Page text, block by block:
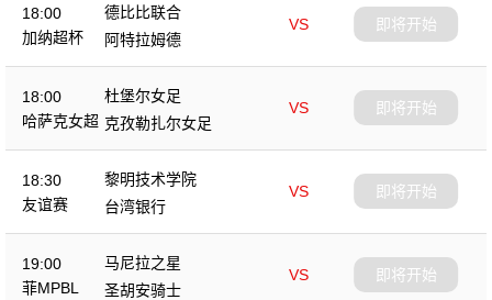
18:00
加纳超杯
德比比联合
VS
阿特拉姆德
即将开始
18:00
哈萨克女超
杜堡尔女足
VS
克孜勒扎尔女足
即将开始
18:30
友谊赛
黎明技术学院
VS
台湾银行
即将开始
19:00
菲MPBL
马尼拉之星
VS
圣胡安骑士
即将开始